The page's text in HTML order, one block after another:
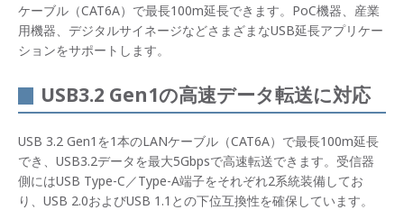
ケーブル（CAT6A）で最長100m延長できます。PoC機器、産業
用機器、デジタルサイネージなどさまざまなUSB延長アプリケー
ションをサポートします。
USB3.2 Gen1の高速データ転送に対応
USB 3.2 Gen1を1本のLANケーブル（CAT6A）で最長100m延長
でき、USB3.2データを最大5Gbpsで高速転送できます。受信器
側にはUSB Type-C／Type-A端子をそれぞれ2系統装備してお
り、USB 2.0およびUSB 1.1との下位互換性を確保しています。